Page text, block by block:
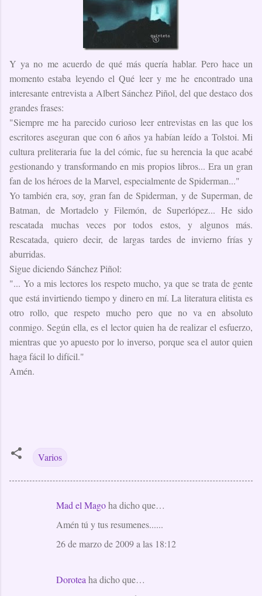
Y ya no me acuerdo de qué más quería hablar. Pero hace un
momento estaba leyendo el Qué leer y me he encontrado una
interesante entrevista a Albert Sánchez Piñol, del que destaco dos
grandes frases:
"Siempre me ha parecido curioso leer entrevistas en las que los
escritores aseguran que con 6 años ya habían leído a Tolstoi. Mi
cultura preliteraria fue la del cómic, fue su herencia la que acabé
gestionando y transformando en mis propios libros... Era un gran
fan de los héroes de la Marvel, especialmente de Spiderman..."
Yo también era, soy, gran fan de Spiderman, y de Superman, de
Batman, de Mortadelo y Filemón, de Superlópez... He sido
rescatada muchas veces por todos estos, y algunos más.
Rescatada, quiero decir, de largas tardes de invierno frías y
aburridas.
Sigue diciendo Sánchez Piñol:
"... Yo a mis lectores los respeto mucho, ya que se trata de gente
que está invirtiendo tiempo y dinero en mí. La literatura elitista es
otro rollo, que respeto mucho pero que no va en absoluto
conmigo. Según ella, es el lector quien ha de realizar el esfuerzo,
mientras que yo apuesto por lo inverso, porque sea el autor quien
haga fácil lo difícil."
Amén.
Varios
Mad el Magoha dicho que…
Amén tú y tus resumenes......
26 de marzo de 2009 a las 18:12
Dorotea ha dicho que…